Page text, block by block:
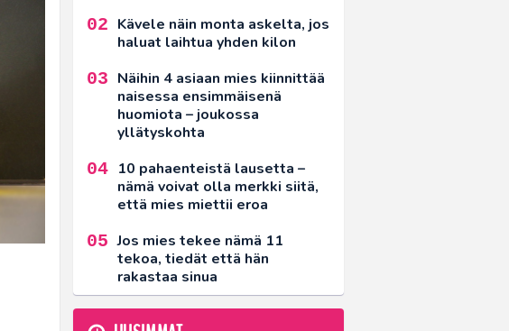
Kävele näin monta askelta, jos
haluat laihtua yhden kilon
Näihin 4 asiaan mies kiinnittää
naisessa ensimmäisenä
huomiota – joukossa
yllätyskohta
10 pahaenteistä lausetta –
nämä voivat olla merkki siitä,
että mies miettii eroa
Jos mies tekee nämä 11
tekoa, tiedät että hän
rakastaa sinua